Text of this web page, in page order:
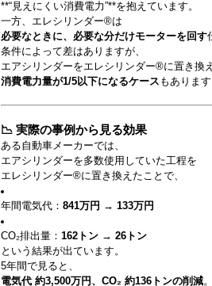
**“見えにくい消費電力”**を抱えています。
一方、エレシリンダー®は
必要なときに、必要な分だけモーターを回す
条件によって差はありますが、
エアシリンダーをエレシリンダー®に置き換
消費電力量が1/5以下になるケース もあります
📉 実際の事例から見る効果
ある自動車メーカーでは、
エアシリンダーを多数使用していた工程を
エレシリンダー®に置き換えたことで、
年間電気代： 841万円 → 133万円
CO₂排出量： 162トン → 26トン
という結果が出ています。
5年間で見ると、
電気代 約3,500万円、CO₂ 約136トンの削減。